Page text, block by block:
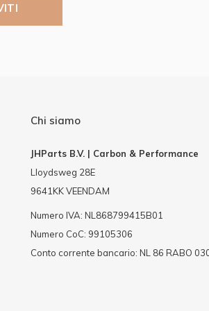
Chi siamo
JHParts B.V. | Carbon & Performance
Lloydsweg 28E
9641KK VEENDAM
Numero IVA: NL868799415B01
Numero CoC: 99105306
Conto corrente bancario: NL 86 RABO